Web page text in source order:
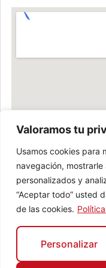
Valoramos tu
Usamos cookies para
navegación,
personalizados y
“Aceptar todo” usted
de las cookies.
Personalizar